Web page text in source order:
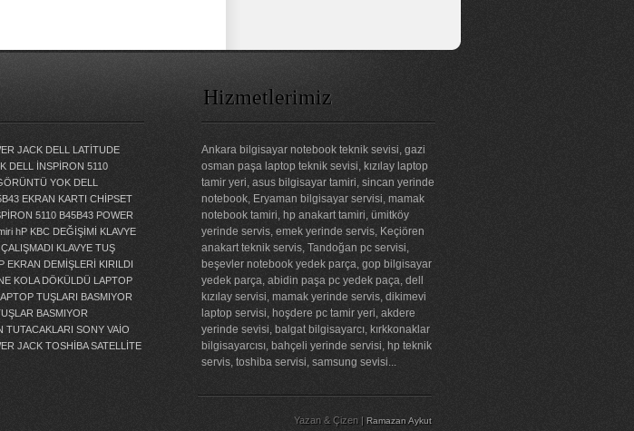
JACK DELL LATİTUDE
DELL İNSPİRON 5110
YOK DELL
EKRAN KARTI CHİPSET
5110 B45B43 POWER
hP KBC DEĞİŞİMİ
KLAVYE
KLAVYE TUŞ
EKRAN DEMİŞLERİ KIRILDI
KOLA DÖKÜLDÜ
LAPTOP
LAPTOP TUŞLARI BASMIYOR
BASMIYOR
TUTACAKLARI SONY VAİO
JACK TOSHİBA SATELLİTE
Hizmetlerimiz
Ankara bilgisayar notebook teknik sevisi, gazi
osman paşa laptop teknik sevisi, kızılay laptop
tamir yeri, asus bilgisayar tamiri, sincan yerinde
notebook, Eryaman bilgisayar servisi, mamak
notebook tamiri, hp anakart tamiri, ümitköy
yerinde servis, emek yerinde servis, Keçiören
anakart teknik servis, Tandoğan pc servisi,
beşevler notebook yedek parça, gop bilgisayar
yedek parça, abidin paşa pc yedek paça, dell
kızılay servisi, mamak yerinde servis, dikimevi
laptop servisi, hoşdere pc tamir yeri, akdere
yerinde sevisi, balgat bilgisayarcı, kırkkonaklar
bilgisayarcısı, bahçeli yerinde servisi, hp teknik
servis, toshiba servisi, samsung sevisi...
Yazan & Çizen | Ramazan Aykut